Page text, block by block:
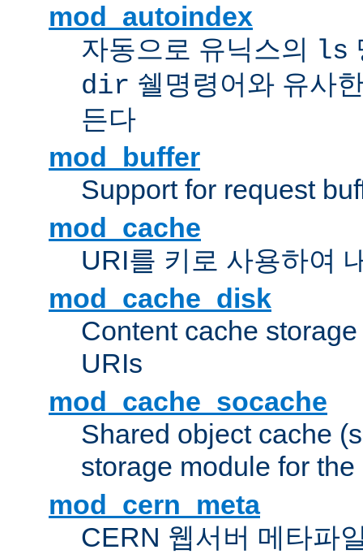
mod_autoindex
자동으로 유닉스의 ls
dir 쉘명령어와 유사
든다
mod_buffer
Support for request
mod_cache
URI를 키로 사용하여
mod_cache_disk
Content cache
URIs
mod_cache_socache
Shared object cache
storage module for
mod_cern_meta
CERN 웹서버 메타파